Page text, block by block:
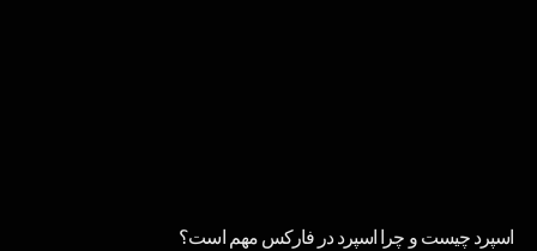
اسپرد چیست و چرا اسپرد در فارکس مهم است؟